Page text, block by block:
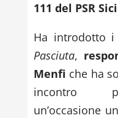
111 del PSR
Ha introdotto
Pasciuta,
Menfiche ha
incontro
un’occasione